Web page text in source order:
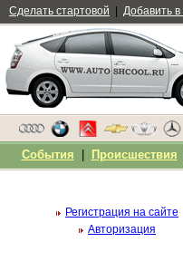
Регистрация на сайте
Авторизация
Сделать стартовой Добавить в
События Происшествия